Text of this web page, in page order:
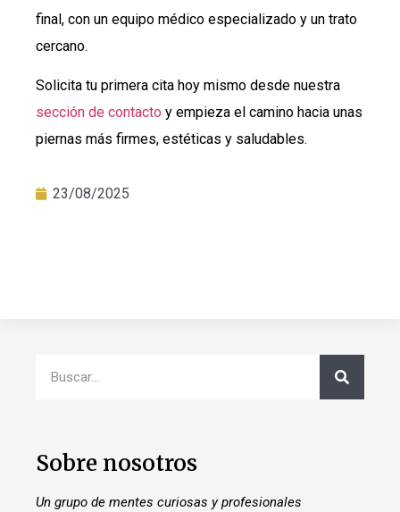
final, con un equipo médico especializado y un trato
cercano.
Solicita tu primera cita hoy mismo desde nuestra
sección de contacto y empieza el camino hacia unas
piernas más firmes, estéticas y saludables.
23/08/2025
Sobre nosotros
Un grupo de mentes curiosas y profesionales